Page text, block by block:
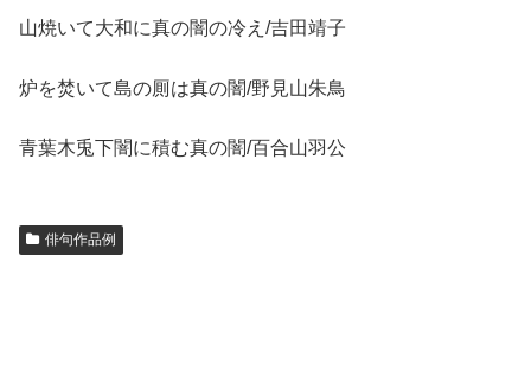
山焼いて大和に真の闇の冷え/吉田靖子
炉を焚いて島の厠は真の闇/野見山朱鳥
青葉木兎下闇に積む真の闇/百合山羽公
俳句作品例